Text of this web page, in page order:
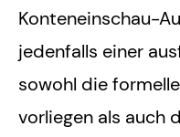
Konteneinschau-
jedenfalls einer
sowohl die
vorliegen als auch